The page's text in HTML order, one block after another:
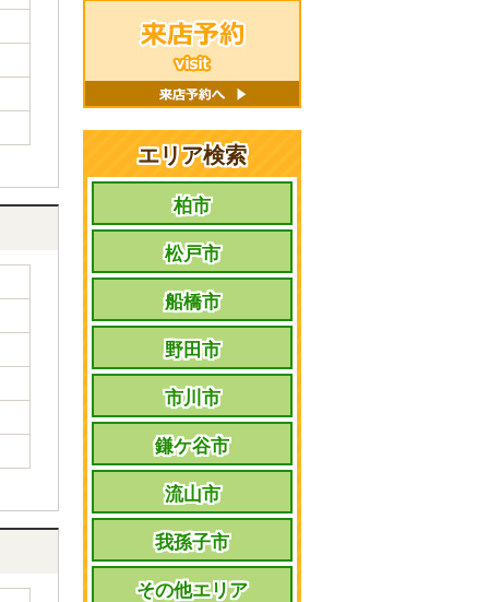
エリア検索
柏市
松戸市
船橋市
野田市
市川市
鎌ケ谷市
流山市
我孫子市
その他エリア